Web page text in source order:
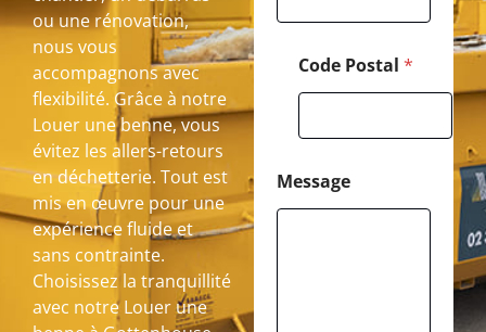
ou une rénovation,
nous vous
accompagnons avec
flexibilité. Grâce à notre
Louer une benne, vous
évitez les allers-retours
en déchetterie. Tout est
mis en œuvre pour une
expérience fluide et
sans contrainte.
Choisissez la tranquillité
avec notre Louer une
Code Postal *
Message